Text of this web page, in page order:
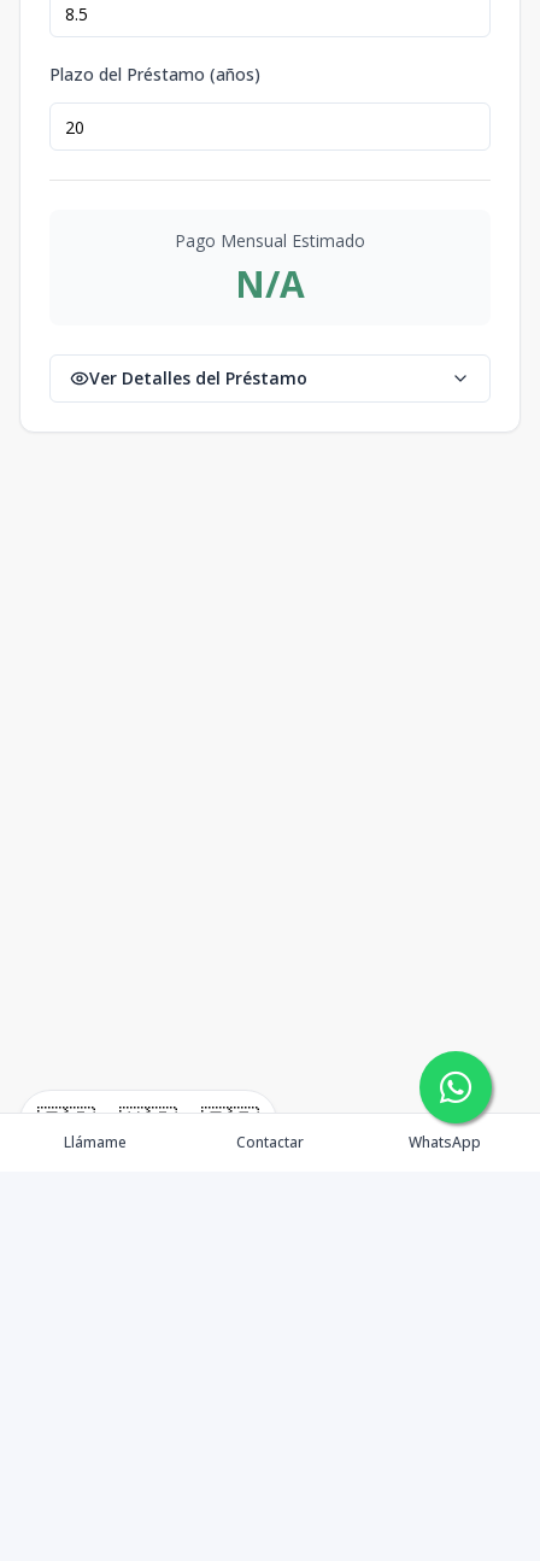
🇪🇸 🇺🇸 🇫🇷
Plazo del Préstamo (años)
Pago Mensual Estimado
N/A
Ver Detalles del Préstamo
Llámame Contactar WhatsApp